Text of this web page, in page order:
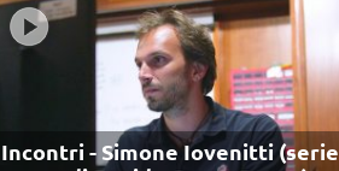
Incontri - Simone Iovenitti (serie